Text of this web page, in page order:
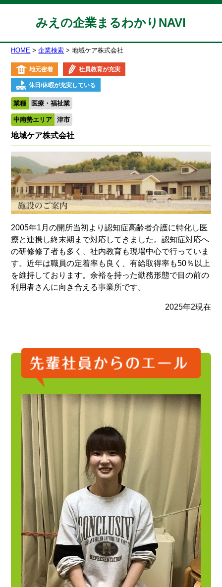
みえの企業まるわかりNAVI
HOME 企業検索 地域ケア株式会社
地元密着 社員教育が充実
休日/休暇が充実している
業種 医療・福祉業
中南勢エリア 津市
地域ケア株式会社
2005年1月の開所当初より認知症高齢者介護に特化し医
療と連携し終末期まで対応してきました。認知症対応へ
の研修修了者も多く、社内教育も現場中心で行っていま
す。近年は職員の定着率も良く、有給取得率も50％以上
を維持しております。余裕を持った勤務形態で目の前の
利用者さんに向き合える事業所です。
2025年2現在